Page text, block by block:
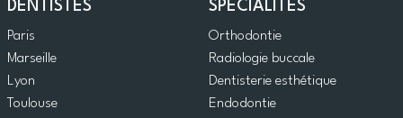
DENTISTES
Paris
Marseille
Lyon
Toulouse
SPÉCIALITÉS
Orthodontie
Radiologie buccale
Dentisterie esthétique
Endodontie